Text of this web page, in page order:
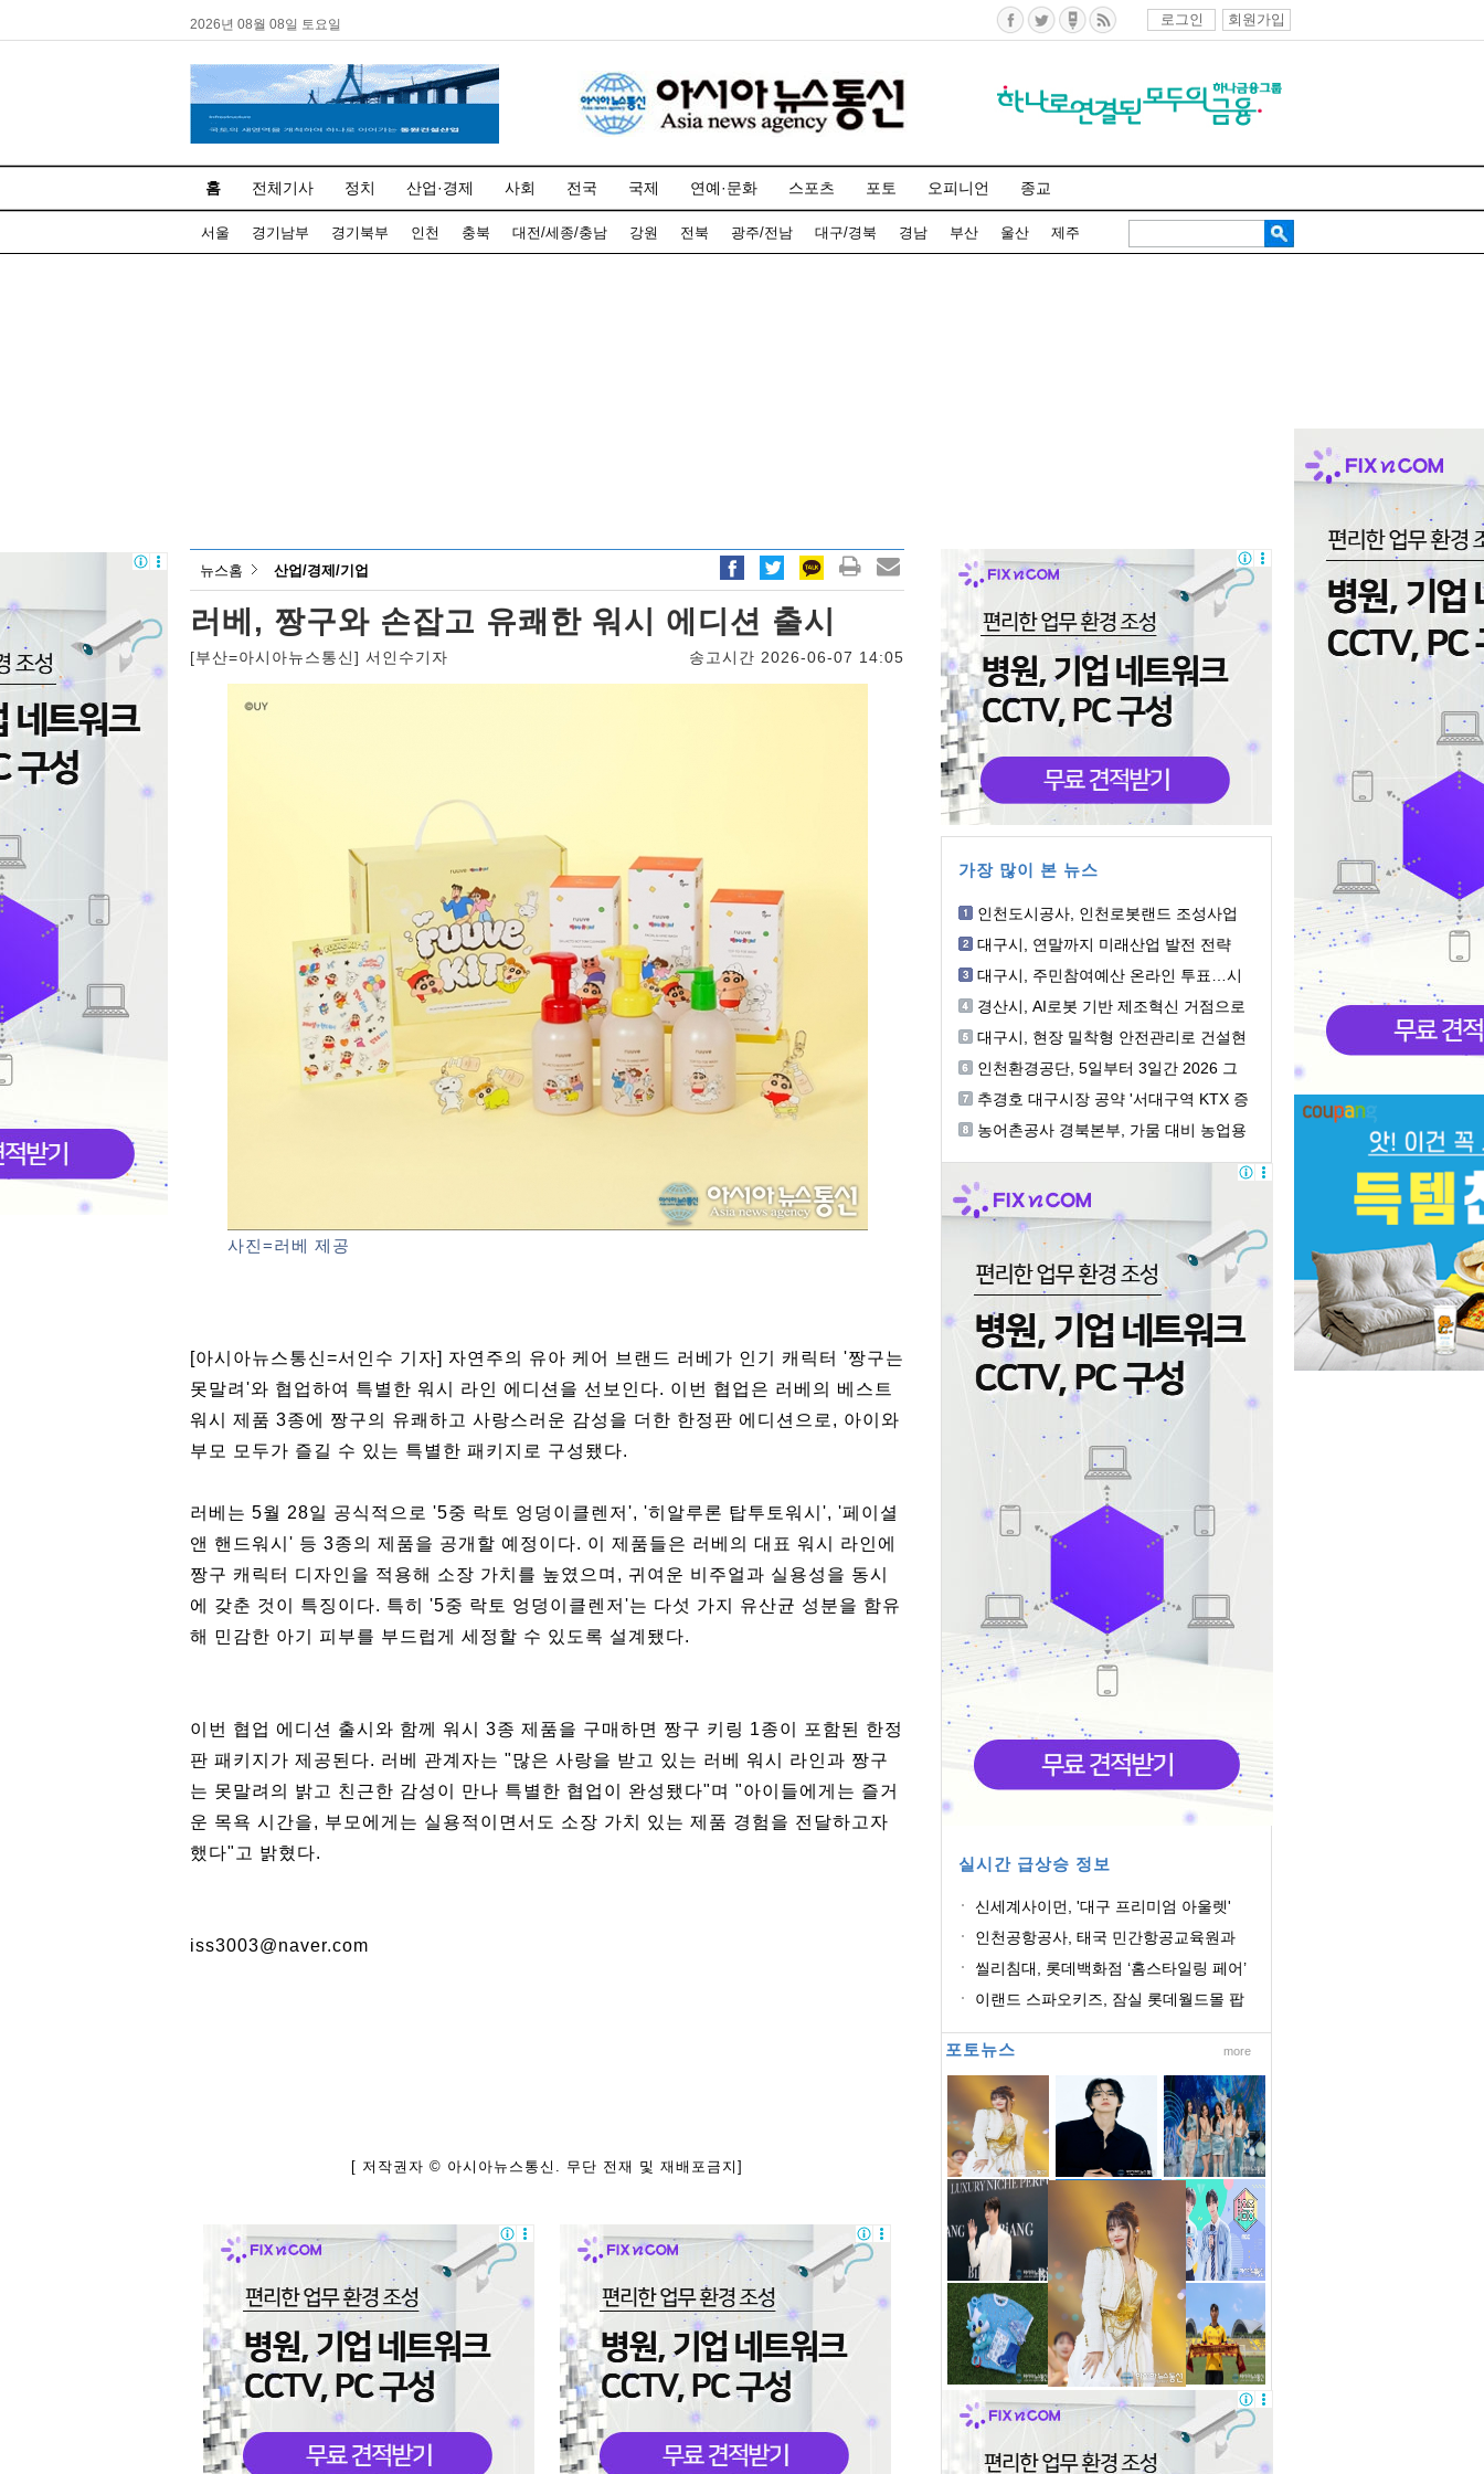
2026년 08월 08일 토요일 로그인 회원가입
홈 전체기사 정치 산업·경제 사회 전국 국제 연예·문화 스포츠 포토 오피니언 종교
서울 경기남부 경기북부 인천 충북 대전/세종/충남 강원 전북 광주/전남 대구/경북 경남 부산 울산 제주
뉴스홈 산업/경제/기업
러베, 짱구와 손잡고 유쾌한 워시 에디션 출시
[부산=아시아뉴스통신] 서인수기자 송고시간 2026-06-07 14:05
사진=러베 제공
[아시아뉴스통신=서인수 기자] 자연주의 유아 케어 브랜드 러베가 인기 캐릭터 '짱구는
못말려'와 협업하여 특별한 워시 라인 에디션을 선보인다. 이번 협업은 러베의 베스트
워시 제품 3종에 짱구의 유쾌하고 사랑스러운 감성을 더한 한정판 에디션으로, 아이와
부모 모두가 즐길 수 있는 특별한 패키지로 구성됐다.
러베는 5월 28일 공식적으로 '5중 락토 엉덩이클렌저', '히알루론 탑투토워시', '페이셜
앤 핸드워시' 등 3종의 제품을 공개할 예정이다. 이 제품들은 러베의 대표 워시 라인에
짱구 캐릭터 디자인을 적용해 소장 가치를 높였으며, 귀여운 비주얼과 실용성을 동시
에 갖춘 것이 특징이다. 특히 '5중 락토 엉덩이클렌저'는 다섯 가지 유산균 성분을 함유
해 민감한 아기 피부를 부드럽게 세정할 수 있도록 설계됐다.
이번 협업 에디션 출시와 함께 워시 3종 제품을 구매하면 짱구 키링 1종이 포함된 한정
판 패키지가 제공된다. 러베 관계자는 "많은 사랑을 받고 있는 러베 워시 라인과 짱구
는 못말려의 밝고 친근한 감성이 만나 특별한 협업이 완성됐다"며 "아이들에게는 즐거
운 목욕 시간을, 부모에게는 실용적이면서도 소장 가치 있는 제품 경험을 전달하고자
했다"고 밝혔다.
iss3003@naver.com
[ 저작권자 © 아시아뉴스통신. 무단 전재 및 재배포금지]
가장 많이 본 뉴스
인천도시공사, 인천로봇랜드 조성사업
대구시, 연말까지 미래산업 발전 전략
대구시, 주민참여예산 온라인 투표…시
경산시, AI로봇 기반 제조혁신 거점으로
대구시, 현장 밀착형 안전관리로 건설현
인천환경공단, 5일부터 3일간 2026 그
추경호 대구시장 공약 '서대구역 KTX 증
농어촌공사 경북본부, 가뭄 대비 농업용
실시간 급상승 정보
신세계사이먼, '대구 프리미엄 아울렛'
인천공항공사, 태국 민간항공교육원과
씰리침대, 롯데백화점 ‘홈스타일링 페어’
이랜드 스파오키즈, 잠실 롯데월드몰 팝
포토뉴스 more